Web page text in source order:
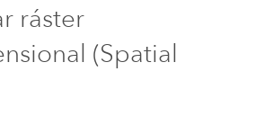
ráster
(Spatial